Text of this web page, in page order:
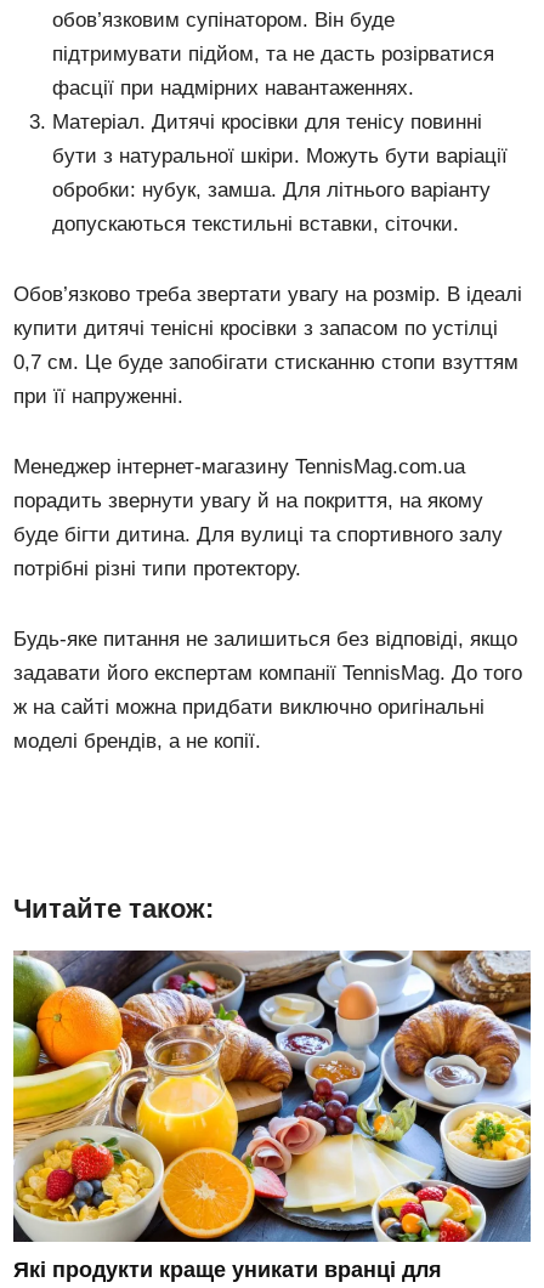
обов’язковим супінатором. Він буде
підтримувати підйом, та не дасть розірватися
фасції при надмірних навантаженнях.
Матеріал. Дитячі кросівки для тенісу повинні
бути з натуральної шкіри. Можуть бути варіації
обробки: нубук, замша. Для літнього варіанту
допускаються текстильні вставки, сіточки.
Обов’язково треба звертати увагу на розмір. В ідеалі
купити дитячі тенісні кросівки з запасом по устілці
0,7 см. Це буде запобігати стисканню стопи взуттям
при її напруженні.
Менеджер інтернет-магазину TennisMag.com.ua
порадить звернути увагу й на покриття, на якому
буде бігти дитина. Для вулиці та спортивного залу
потрібні різні типи протектору.
Будь-яке питання не залишиться без відповіді, якщо
задавати його експертам компанії TennisMag. До того
ж на сайті можна придбати виключно оригінальні
моделі брендів, а не копії.
Читайте також:
Які продукти краще уникати вранці для